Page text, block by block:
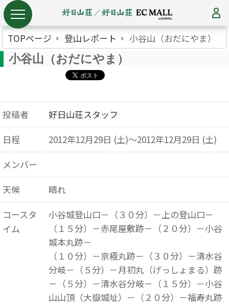
TOPページ 登山レポート 小谷山（おだにやま）
小谷山（おだにやま）
投稿者
好日山荘スタッフ
日程
2012年12月29日 (土)～2012年12月29日 (土)
メンバー
天候
晴れ
コースタ
イム
小谷城登山口－（３０分）－上の登山口－
（１５分）－赤尾屋敷跡－（２０分）－小谷
城本丸跡－
（１０分）－京極丸跡－（３０分）－清水谷
分岐－（５分）－月初丸（げっしょまる）跡
－（５分）－清水谷分岐－（１５分）－小谷
山山頂（大嶽城址）－（２０分）－福寿丸跡